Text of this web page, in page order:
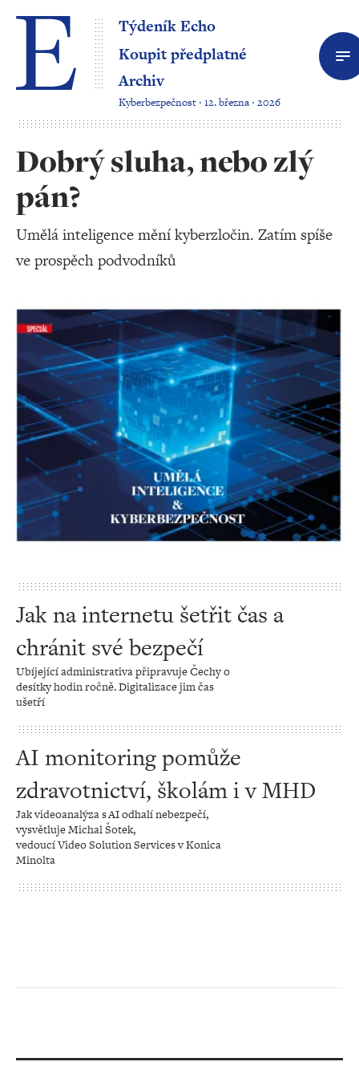
Týdeník Echo
Koupit předplatné
Archiv
Kyberbezpečnost ‧ 12. března ‧ 2026
Dobrý sluha, nebo zlý
pán?
Umělá inteligence mění kyberzločin. Zatím spíše
ve prospěch podvodníků
Jak na internetu šetřit čas a
chránit své bezpečí
Ubíjející administrativa připravuje Čechy o
desítky hodin ročně. Digitalizace jim čas
ušetří
AI monitoring pomůže
zdravotnictví, školám i v MHD
Jak videoanalýza s AI odhalí nebezpečí,
vysvětluje Michal Šotek,
vedoucí Video Solution Services v Konica
Minolta